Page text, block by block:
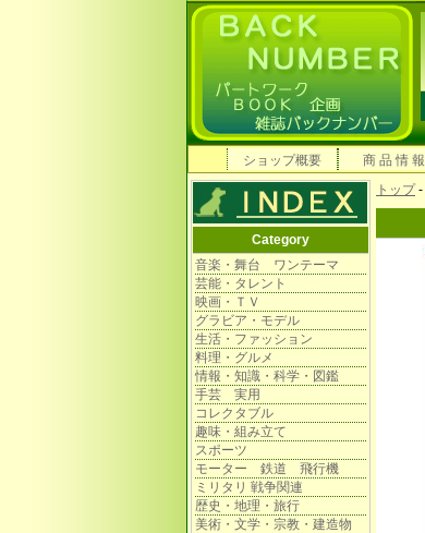
ショップ概要
商 品 情 報
Category
音楽・舞台 ワンテーマ
芸能・タレント
映画・ＴＶ
グラビア・モデル
生活・ファッション
料理・グルメ
情報・知識・科学・図鑑
手芸 実用
コレクタブル
趣味・組み立て
スポーツ
モーター 鉄道 飛行機
ミリタリ 戦争関連
歴史・地理・旅行
美術・文学・宗教・建造物
トップ-